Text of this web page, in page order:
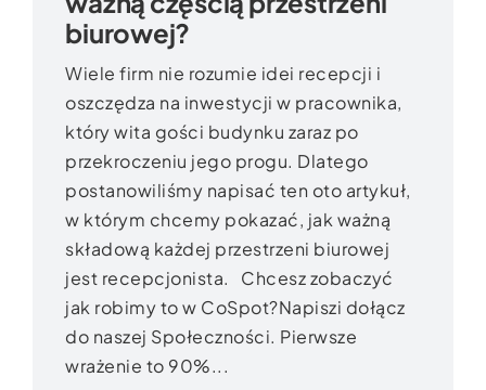
ważną
biurowej?
biurowej?
Wiele firm nie rozumie idei recepcji i
oszczędza na inwestycji w pracownika,
który wita gości budynku zaraz po
przekroczeniu jego progu. Dlatego
postanowiliśmy napisać ten oto artykuł,
w którym chcemy pokazać, jak ważną
składową każdej przestrzeni biurowej
jest recepcjonista. Chcesz zobaczyć
jak robimy to w CoSpot?Napiszi dołącz
do naszej Społeczności. Pierwsze
wrażenie to 90%...